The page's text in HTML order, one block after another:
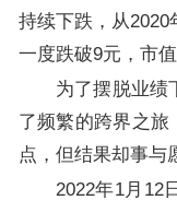
持续下跌，从2020
一度跌破9元，市值
为了摆脱业绩
了频繁的跨界之旅
点，但结果却事与
2022年1月12